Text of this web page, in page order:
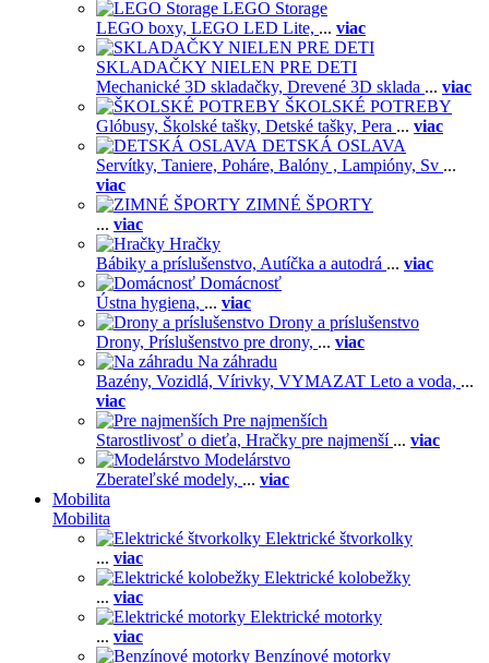
LEGO Storage
LEGO boxy, LEGO LED Lite, ... viac
SKLADAČKY NIELEN PRE DETI
Mechanické 3D skladačky, Drevené 3D sklada ... viac
ŠKOLSKÉ POTREBY
Glóbusy, Školské tašky, Detské tašky, Pera ... viac
DETSKÁ OSLAVA
Servítky, Taniere, Poháre, Balóny , Lampióny, Sv ...
viac
ZIMNÉ ŠPORTY
... viac
Hračky
Bábiky a príslušenstvo, Autíčka a autodrá ... viac
Domácnosť
Ústna hygiena, ... viac
Drony a príslušenstvo
Drony, Príslušenstvo pre drony, ... viac
Na záhradu
Bazény, Vozidlá, Vírivky, VYMAZAT Leto a voda, ...
viac
Pre najmenších
Starostlivosť o dieťa, Hračky pre najmenší ... viac
Modelárstvo
Zberateľské modely, ... viac
Mobilita
Mobilita
Elektrické štvorkolky
... viac
Elektrické kolobežky
... viac
Elektrické motorky
... viac
Benzínové motorky